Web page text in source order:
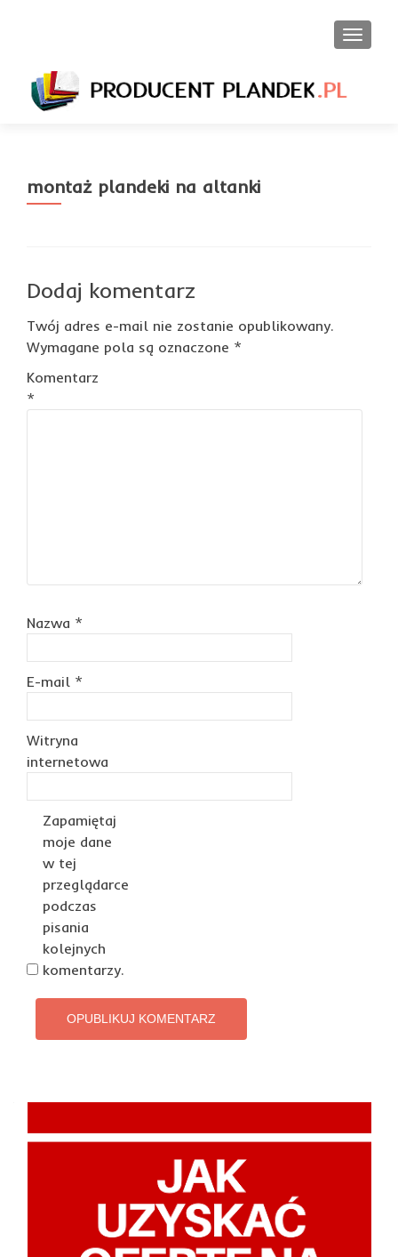
montaż plandeki na altanki
Dodaj komentarz
Twój adres e-mail nie zostanie opublikowany.
Wymagane pola są oznaczone *
Komentarz
*
Nazwa *
E-mail *
Witryna
internetowa
Zapamiętaj
moje dane
w tej
przeglądarce
podczas
pisania
kolejnych
komentarzy.